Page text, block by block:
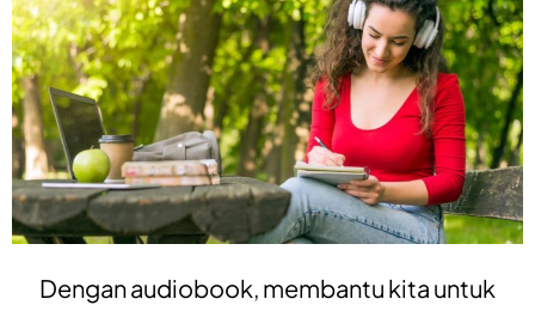
Dengan audiobook, membantu kita untuk